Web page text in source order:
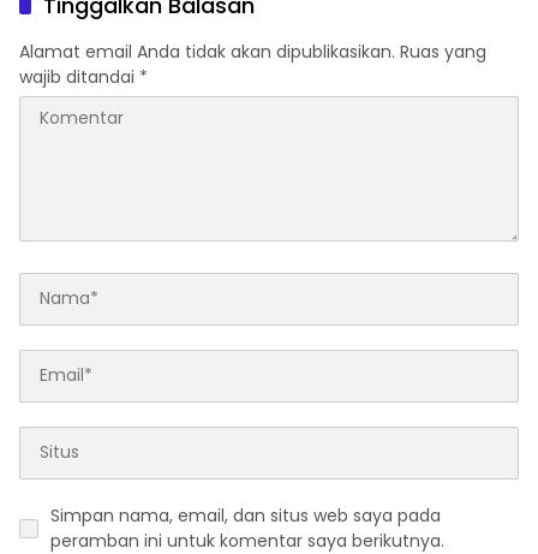
Alamat email Anda tidak akan dipublikasikan. Ruas yang
wajib ditandai *
Simpan nama, email, dan situs web saya pada
peramban ini untuk komentar saya berikutnya.